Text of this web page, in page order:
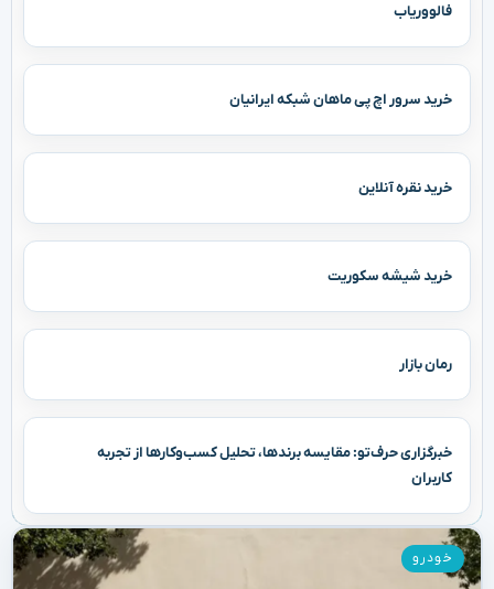
فالووریاب
خرید سرور اچ پی ماهان شبکه ایرانیان
خرید نقره آنلاین
خرید شیشه سکوریت
رمان بازار
خبرگزاری حرف‌تو: مقایسه برندها، تحلیل کسب‌وکارها از تجربه
کاربران
خودرو